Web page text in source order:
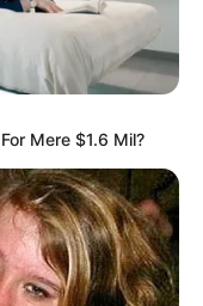
ΑΡΈΣΕΙ
ΕΓΓΡΑΦΕΊΤΕ
ΑΚΟΛΟΥΘΉΣΤΕ
Mere $1.6 Mil?